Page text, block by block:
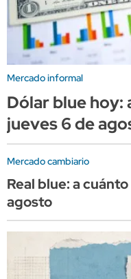
Mercado informal
Dólar blue hoy:
jueves 6 de
Mercado cambiario
Real blue: a
agosto